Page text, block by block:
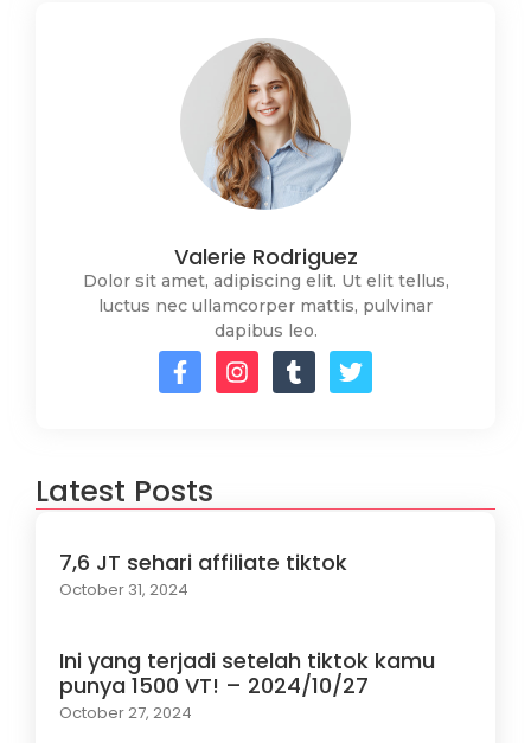
Valerie Rodriguez
Dolor sit amet, adipiscing elit. Ut elit tellus,
luctus nec ullamcorper mattis, pulvinar
dapibus leo.
Latest Posts
7,6 JT sehari affiliate tiktok
October 31, 2024
Ini yang terjadi setelah tiktok kamu
punya 1500 VT! – 2024/10/27
October 27, 2024